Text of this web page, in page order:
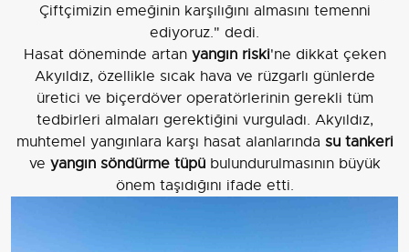
Çiftçimizin emeğinin karşılığını almasını temenni
ediyoruz." dedi.
Hasat döneminde artan yangın riski'ne dikkat çeken
Akyıldız, özellikle sıcak hava ve rüzgarlı günlerde
üretici ve biçerdöver operatörlerinin gerekli tüm
tedbirleri almaları gerektiğini vurguladı. Akyıldız,
muhtemel yangınlara karşı hasat alanlarında su tankeri
ve yangın söndürme tüpübulundurulmasının büyük
önem taşıdığını ifade etti.